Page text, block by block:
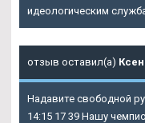
идеологическим
отзыв оставил(а)
Надавите свободной
14:15 17 39 Нашу